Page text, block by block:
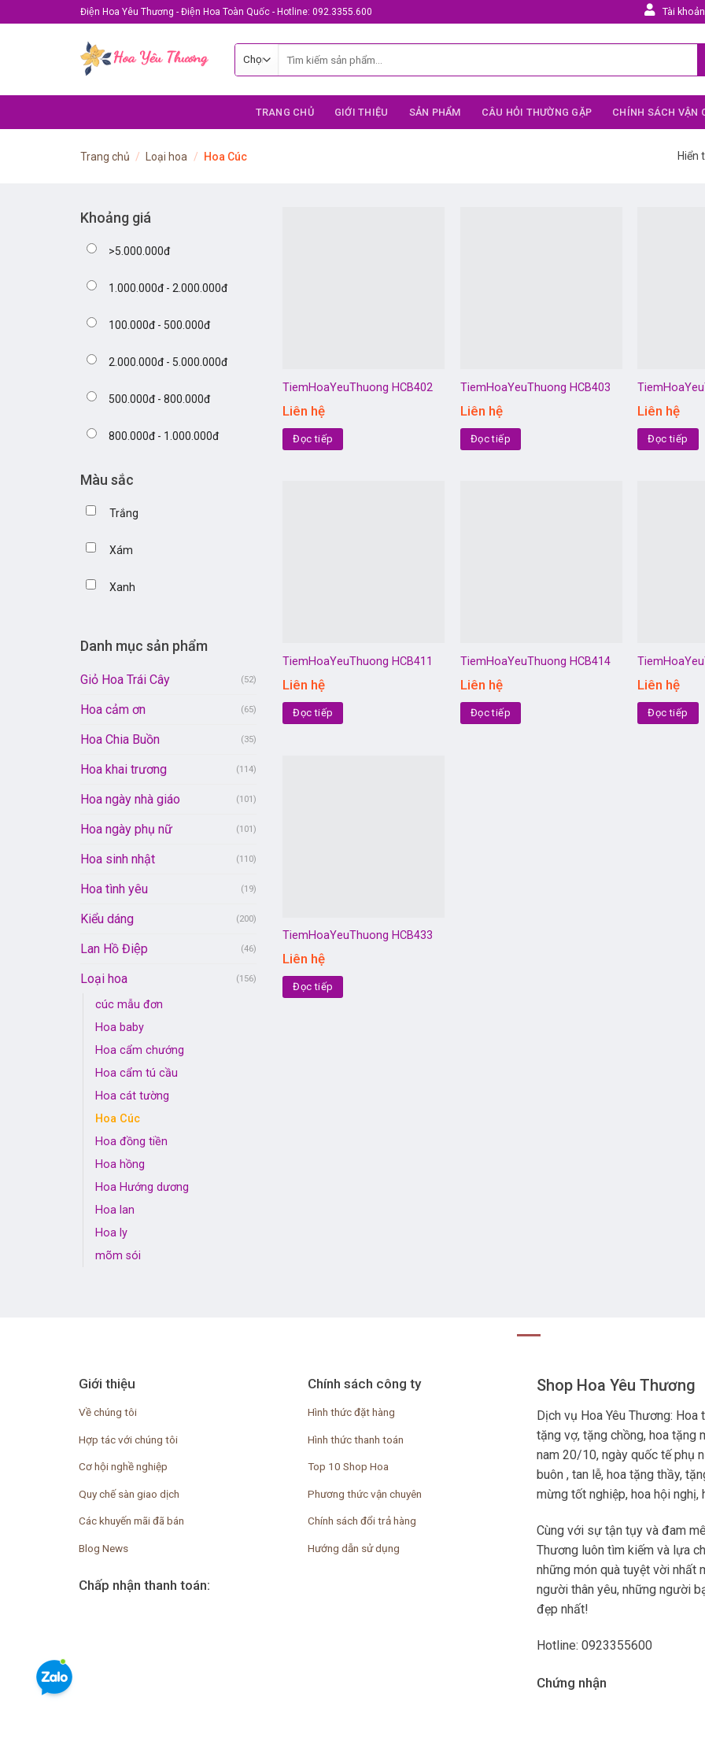
to
Điện Hoa Yêu Thương - Điện Hoa Toàn Quốc - Hotline: 092.3355.600 Tài khoản
kiếm:
TRANG CHỦ GIỚI THIỆU SẢN PHẨM CÂU HỎI THƯỜNG GẶP CHÍNH SÁCH VẬN
Trang chủ / Loại hoa / Hoa Cúc Hiển
Khoảng giá
>5.000.000đ
1.000.000đ - 2.000.000đ
100.000đ - 500.000đ
2.000.000đ - 5.000.000đ
500.000đ - 800.000đ
800.000đ - 1.000.000đ
Màu sắc
Trắng
Xám
Xanh
Danh mục sản phẩm
Giỏ Hoa Trái Cây (52)
Hoa cảm ơn (65)
Hoa Chia Buồn (35)
Hoa khai trương (114)
Hoa ngày nhà giáo (101)
Hoa ngày phụ nữ (101)
Hoa sinh nhật (110)
Hoa tình yêu (19)
Kiểu dáng (200)
Lan Hồ Điệp (46)
Loại hoa (156)
cúc mẫu đơn
Hoa baby
Hoa cẩm chướng
Hoa cẩm tú cầu
Hoa cát tường
Hoa Cúc
Hoa đồng tiền
Hoa hồng
Hoa Hướng dương
Hoa lan
Hoa ly
mõm sói
TiemHoaYeuThuong HCB402
Liên hệ
Đọc tiếp
TiemHoaYeuThuong HCB403
Liên hệ
Đọc tiếp
Liên hệ
Đọc tiếp
TiemHoaYeuThuong HCB411
Liên hệ
Đọc tiếp
TiemHoaYeuThuong HCB414
Liên hệ
Đọc tiếp
Liên hệ
Đọc tiếp
TiemHoaYeuThuong HCB433
Liên hệ
Đọc tiếp
Giới thiệu
Về chúng tôi
Hợp tác với chúng tôi
Cơ hội nghề nghiệp
Quy chế sàn giao dịch
Các khuyến mãi đã bán
Blog News
Chính sách công ty
Hình thức đặt hàng
Hình thức thanh toán
Top 10 Shop Hoa
Phương thức vận chuyên
Chính sách đổi trả hàng
Hướng dẫn sử dụng
Chấp nhận thanh toán:
Shop Hoa Yêu Thương
Dịch vụ Hoa Yêu Thương:
tặng vợ, tặng chồng, hoa tặng
nam 20/10, ngày quốc tế phụ
buôn , tan lễ, hoa tặng thầy,
mừng tốt nghiệp, hoa hội nghị,
Cùng với sự tận tụy và đam
Thương luôn tìm kiếm và lựa
những món quà tuyệt vời nhất
người thân yêu, những người
đẹp nhất!
Hotline: 0923355600
Chứng nhận